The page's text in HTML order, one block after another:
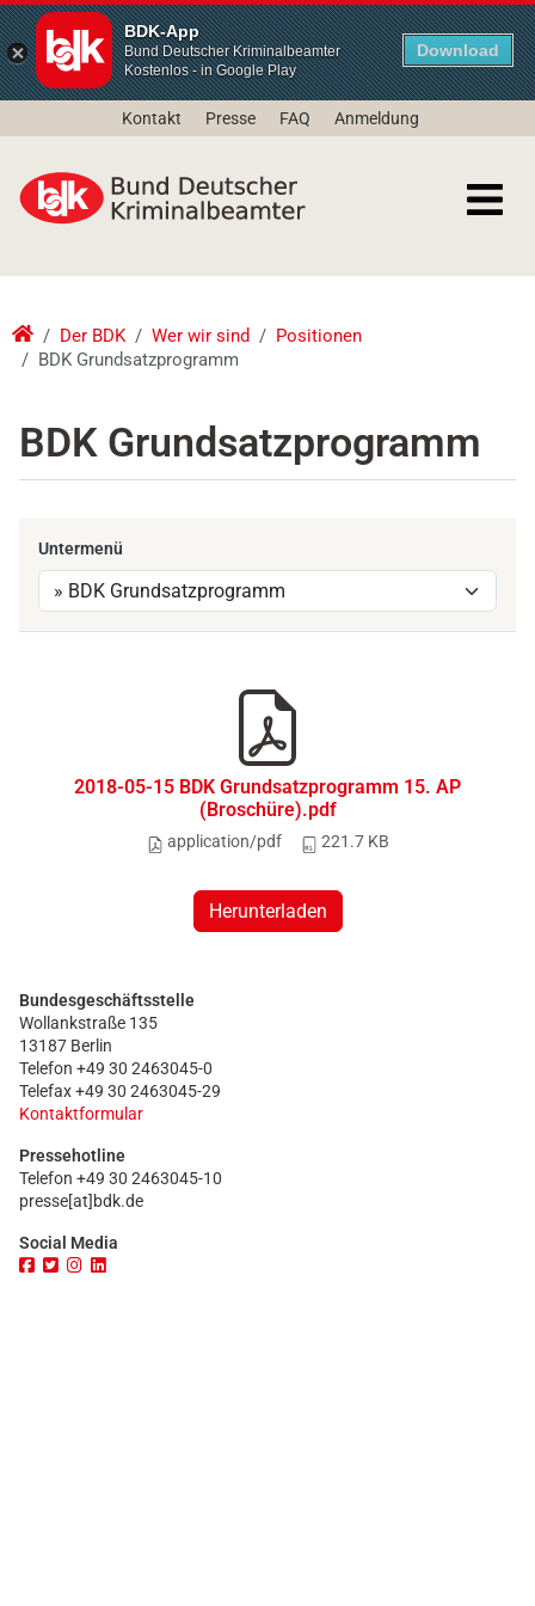
BDK-App
Bund Deutscher Kriminalbeamter
Kostenlos - in Google Play
Download
Kontakt Presse FAQ Anmeldung
Der BDK Wer wir sind
Positionen
BDK Grundsatzprogramm
BDK Grundsatzprogramm
Untermenü
2018-05-15 BDK Grundsatzprogramm 15. AP
(Broschüre).pdf
application/pdf 221.7 KB
Herunterladen
Bundesgeschäftsstelle
Wollankstraße 135
13187 Berlin
Telefon +49 30 2463045-0
Telefax +49 30 2463045-29
Kontaktformular
Pressehotline
Telefon +49 30 2463045-10
presse[at]bdk.de
Social Media